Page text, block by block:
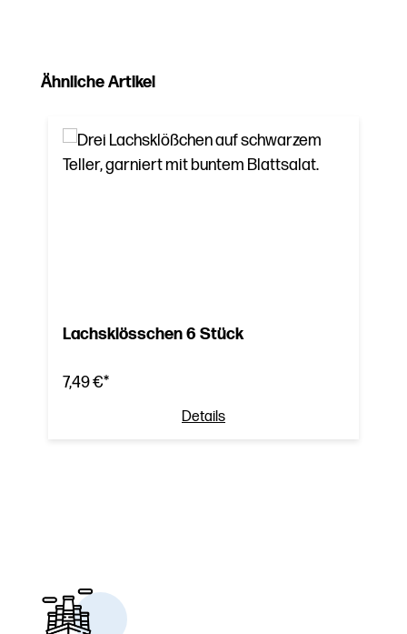
Produktgalerie überspringen
Ähnliche Artikel
Lachsklösschen 6 Stück
7,49 €*
Details